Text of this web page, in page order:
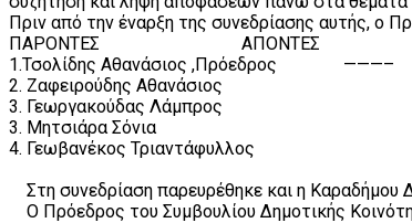
Πριν από την έναρξη της συνεδρίασης αυτής, ο
ΠΑΡΟΝΤΕΣ ΑΠΟΝΤΕΣ
1.Τσολίδης Αθανάσιος ,Πρόεδρος ———–
2. Ζαφειρούδης Αθανάσιος
3. Γεωργακούδας Λάμπρος
3. Μητσιάρα Σόνια
4. Γεωβανέκος Τριαντάφυλλος
Στη συνεδρίαση παρευρέθηκε και η Καραδήμου
Ο Πρόεδρος του Συμβουλίου Δημοτικής